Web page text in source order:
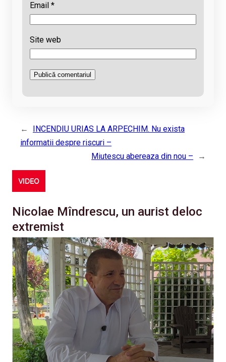
Email *
Site web
←
INCENDIU URIAS LA ARPECHIM. Nu exista
informatii despre riscuri –
Miutescu abereaza din nou –
→
VIDEO
Nicolae Mîndrescu, un aurist deloc
extremist